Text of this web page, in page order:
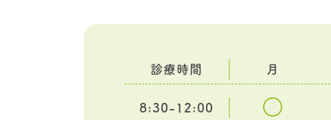
診療時間 月
8:30-12:00 ○